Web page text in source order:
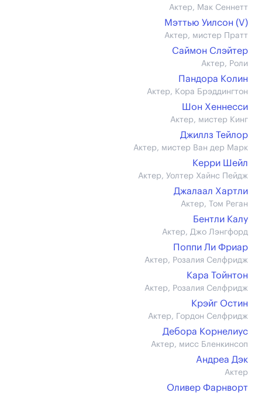
Актер, Мак Сеннетт
Мэттью Уилсон (V)
Актер, мистер Пратт
Саймон Слэйтер
Актер, Роли
Пандора Колин
Актер, Кора Брэддингтон
Шон Хеннесси
Актер, мистер Кинг
Джиллз Тейлор
Актер, мистер Ван дер Марк
Керри Шейл
Актер, Уолтер Хайнс Пейдж
Джалаал Хартли
Актер, Том Реган
Бентли Калу
Актер, Джо Лэнгфорд
Поппи Ли Фриар
Актер, Розалия Селфридж
Кара Тойнтон
Актер, Розалия Селфридж
Крэйг Остин
Актер, Гордон Селфридж
Дебора Корнелиус
Актер, мисс Бленкинсоп
Андреа Дэк
Актер
Оливер Фарнворт